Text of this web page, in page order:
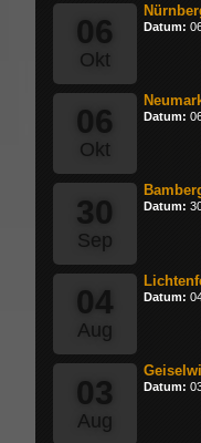
06
Okt
Datum:
06
Okt
Datum:
30
Sep
Datum:
04
Aug
Datum:
03
Aug
Datum: